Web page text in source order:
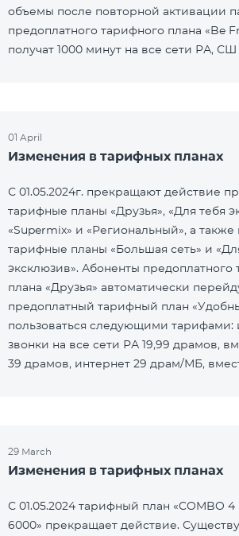
объемы после повторной активации
предоплатного тарифного плана «Be
получат 1000 минут на все сети РА, СШ
01 April
Изменения в тарифных планах
С 01.05.2024г. прекращают действие
тарифные планы «Друзья», «Для тебя
«Supermix» и «Региональный», а также
тарифные планы «Большая сеть» и
эксклюзив». Абоненты предоплатного
плана «Друзья» автоматически
предоплатный тарифный план
пользоваться следующими тарифами:
звонки на все сети РА 19,99 драмов,
39 драмов, интернет 29 драм/МБ,
29 March
Изменения в тарифных планах
С 01.05.2024 тарифный план «COMBO
6000» прекращает действие.